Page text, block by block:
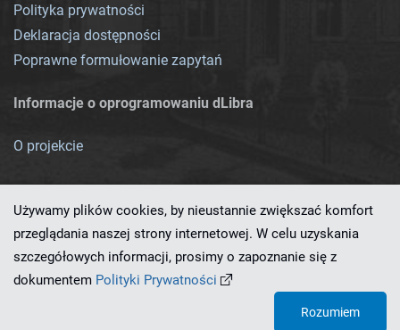
Polityka prywatności
Deklaracja dostępności
Poprawne formułowanie zapytań
Informacje o oprogramowaniu dLibra
O projekcie
Ten serwis działa dzięki oprogramowaniu
Używamy plików cookies, by nieustannie zwiększać komfort
przeglądania naszej strony internetowej. W celu uzyskania
szczegółowych informacji, prosimy o zapoznanie się z
dokumentem Polityki Prywatności
Rozumiem